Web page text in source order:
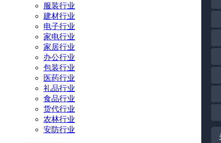
服装行业
建材行业
电子行业
家电行业
家居行业
办公行业
包装行业
医药行业
礼品行业
食品行业
货代行业
农林行业
安防行业